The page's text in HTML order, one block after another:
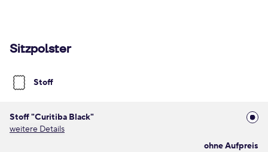
Sitzpolster
Stoff
Stoff "Curitiba Black"
weitere Details
ohne Aufpreis